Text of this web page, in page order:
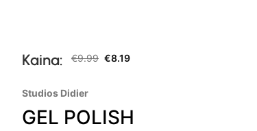
Kaina: €9.99 €8.19
Studios Didier
GEL POLISH